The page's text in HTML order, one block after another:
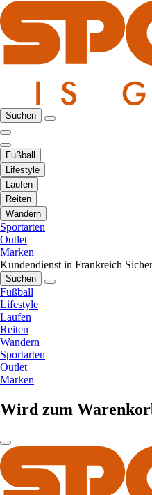
Suchen
Fußball
Lifestyle
Laufen
Reiten
Wandern
Sportarten
Outlet
Marken
Kundendienst in Frankreich
Suchen
Fußball
Lifestyle
Laufen
Reiten
Wandern
Sportarten
Outlet
Marken
Wird zum